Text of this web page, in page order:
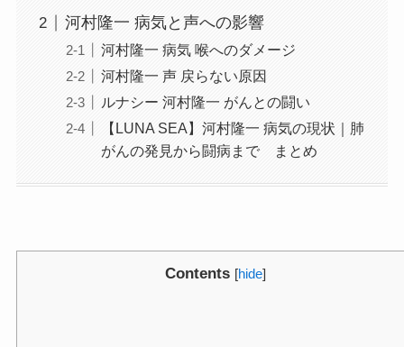
河村隆一 病気と声への影響
河村隆一 病気 喉へのダメージ
河村隆一 声 戻らない原因
ルナシー 河村隆一 がんとの闘い
【LUNA SEA】河村隆一 病気の現状｜肺
がんの発見から闘病まで まとめ
Contents [hide]